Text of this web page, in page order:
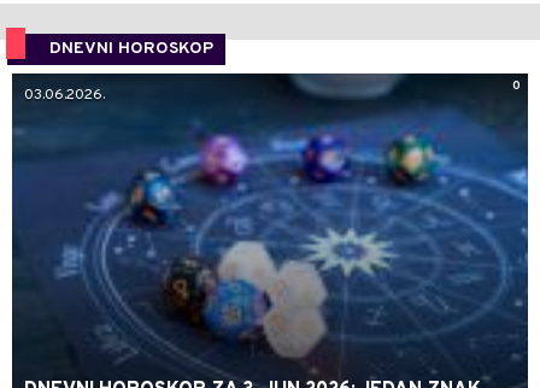
DNEVNI HOROSKOP
0
03.06.2026.